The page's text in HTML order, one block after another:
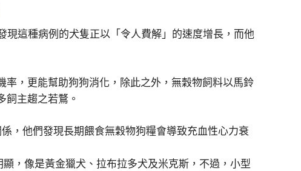
現這種病例的犬隻正以「令人費解」的速度增長，而他
率，更能幫助狗狗消化，除此之外，無穀物飼料以馬鈴
主趨之若鶩。
，他們發現長期餵食無穀物狗糧會導致充血性心力衰
，像是黃金獵犬、拉布拉多犬及米克斯，不過，小型